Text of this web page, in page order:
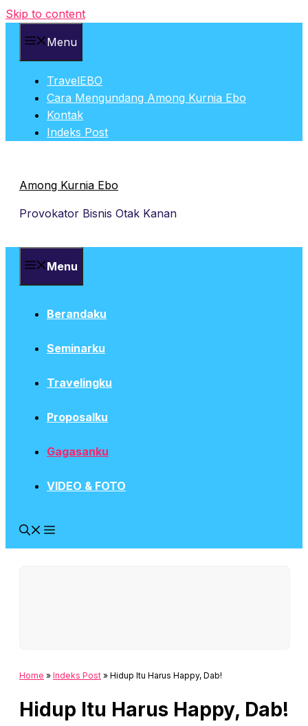
Skip to content
Menu
TravelEBO
Cara Mengundang Among Kurnia Ebo
Kontak
Indeks Post
Among Kurnia Ebo
Provokator Bisnis Otak Kanan
Menu
Berandaku
Seminarku
Travelingku
Proposalku
Gagasanku
VIDEO & FOTO
Home » Indeks Post » Hidup Itu Harus Happy, Dab!
Hidup Itu Harus Happy, Dab!